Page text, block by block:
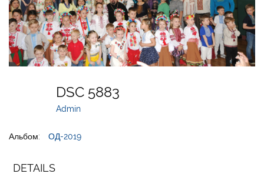
DSC 5883
Admin
Альбом: ОД-2019
DETAILS